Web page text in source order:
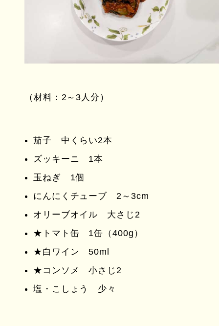
（材料：2～3人分）
茄子 中くらい2本
ズッキーニ 1本
玉ねぎ 1個
にんにくチューブ 2～3cm
オリーブオイル 大さじ2
★トマト缶 1缶（400g）
★白ワイン 50ml
★コンソメ 小さじ2
塩・こしょう 少々